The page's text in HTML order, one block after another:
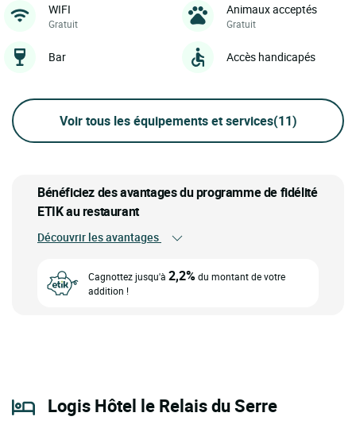
WIFI
Gratuit
Animaux acceptés
Gratuit
Bar Accès handicapés
Voir tous les équipements et services(11)
Bénéficiez des avantages du programme de fidélité
ETIK au restaurant
Découvrir les avantages
Cagnottez jusqu'à 2,2%du montant de votre
addition !
Logis Hôtel le Relais du Serre